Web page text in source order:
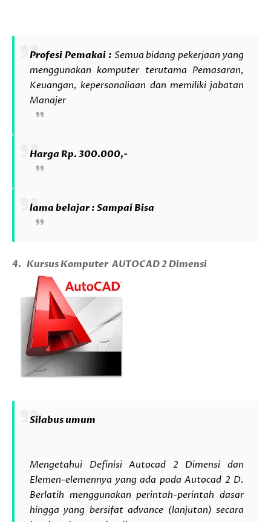
Profesi Pemakai : Semua bidang pekerjaan yang
menggunakan komputer terutama Pemasaran,
Keuangan, kepersonaliaan dan memiliki jabatan
Manajer
Harga Rp. 300.000,-
lama belajar : Sampai Bisa
4. Kursus Komputer AUTOCAD 2 Dimensi
Silabus umum
Mengetahui Definisi Autocad 2 Dimensi dan
Elemen-elemennya yang ada pada Autocad 2 D.
Berlatih menggunakan perintah-perintah dasar
hingga yang bersifat advance (lanjutan) secara